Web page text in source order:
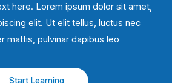
text here. Lorem ipsum dolor sit amet,
elit. Ut elit tellus, luctus nec
mattis, pulvinar dapibus leo.​
Start Learning